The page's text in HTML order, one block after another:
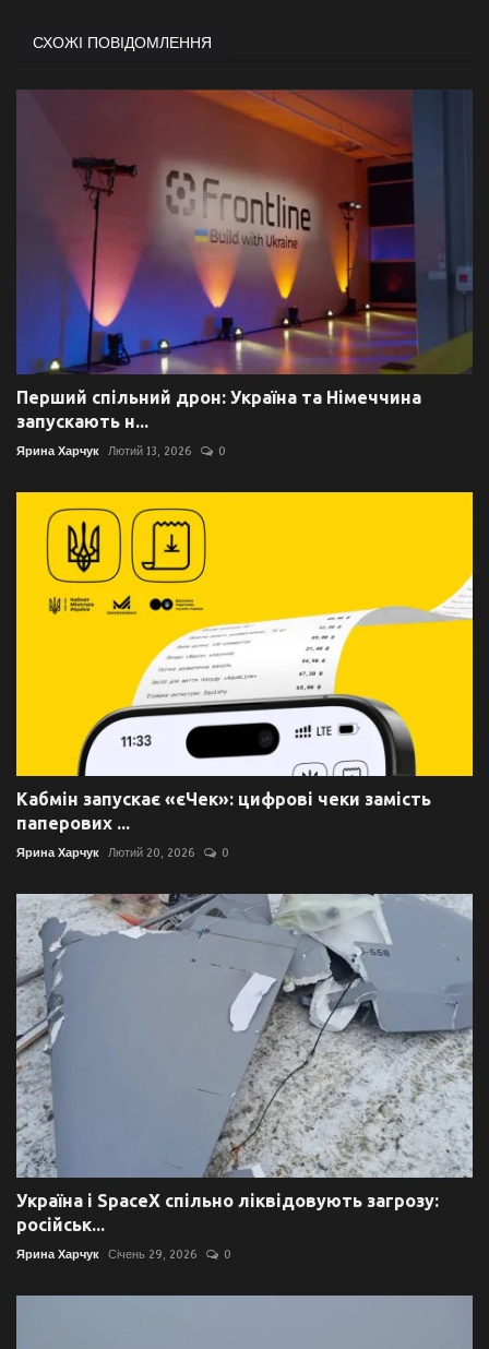
СХОЖІ ПОВІДОМЛЕННЯ
Перший спільний дрон: Україна та Німеччина
запускають н...
Ярина Харчук Лютий 13, 2026 0
Кабмін запускає «єЧек»: цифрові чеки замість
паперових ...
Ярина Харчук Лютий 20, 2026 0
Україна і SpaceX спільно ліквідовують загрозу:
російськ...
Ярина Харчук Січень 29, 2026 0